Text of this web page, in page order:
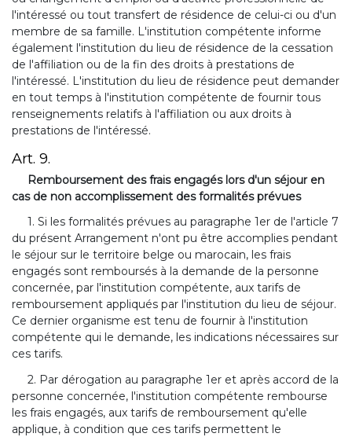
l'intéressé ou tout transfert de résidence de celui-ci ou d'un
membre de sa famille. L'institution compétente informe
également l'institution du lieu de résidence de la cessation
de l'affiliation ou de la fin des droits à prestations de
l'intéressé. L'institution du lieu de résidence peut demander
en tout temps à l'institution compétente de fournir tous
renseignements relatifs à l'affiliation ou aux droits à
prestations de l'intéressé.
Art. 9.
Remboursement des frais engagés lors d'un séjour en
cas de non accomplissement des formalités prévues
1. Si les formalités prévues au paragraphe 1er de l'article 7
du présent Arrangement n'ont pu être accomplies pendant
le séjour sur le territoire belge ou marocain, les frais
engagés sont remboursés à la demande de la personne
concernée, par l'institution compétente, aux tarifs de
remboursement appliqués par l'institution du lieu de séjour.
Ce dernier organisme est tenu de fournir à l'institution
compétente qui le demande, les indications nécessaires sur
ces tarifs.
2. Par dérogation au paragraphe 1er et après accord de la
personne concernée, l'institution compétente rembourse
les frais engagés, aux tarifs de remboursement qu'elle
applique, à condition que ces tarifs permettent le